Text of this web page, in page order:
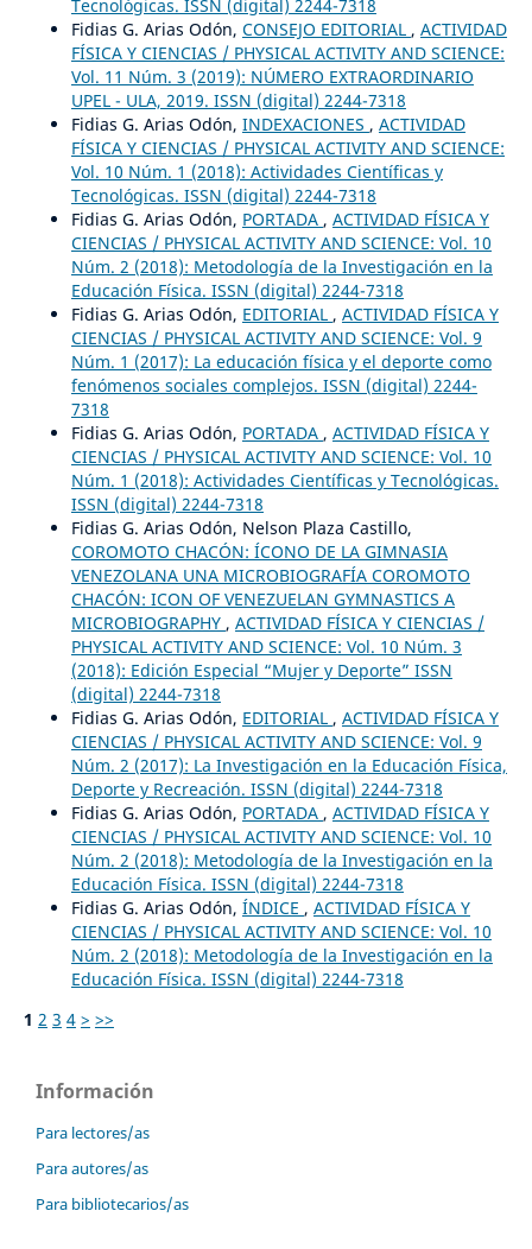
Tecnológicas. ISSN (digital) 2244-7318
Fidias G. Arias Odón, CONSEJO EDITORIAL , ACTIVIDAD
FÍSICA Y CIENCIAS / PHYSICAL ACTIVITY AND SCIENCE:
Vol. 11 Núm. 3 (2019): NÚMERO EXTRAORDINARIO
UPEL - ULA, 2019. ISSN (digital) 2244-7318
Fidias G. Arias Odón, INDEXACIONES , ACTIVIDAD
FÍSICA Y CIENCIAS / PHYSICAL ACTIVITY AND SCIENCE:
Vol. 10 Núm. 1 (2018): Actividades Científicas y
Tecnológicas. ISSN (digital) 2244-7318
Fidias G. Arias Odón, PORTADA , ACTIVIDAD FÍSICA Y
CIENCIAS / PHYSICAL ACTIVITY AND SCIENCE: Vol. 10
Núm. 2 (2018): Metodología de la Investigación en la
Educación Física. ISSN (digital) 2244-7318
Fidias G. Arias Odón, EDITORIAL , ACTIVIDAD FÍSICA Y
CIENCIAS / PHYSICAL ACTIVITY AND SCIENCE: Vol. 9
Núm. 1 (2017): La educación física y el deporte como
fenómenos sociales complejos. ISSN (digital) 2244-
7318
Fidias G. Arias Odón, PORTADA , ACTIVIDAD FÍSICA Y
CIENCIAS / PHYSICAL ACTIVITY AND SCIENCE: Vol. 10
Núm. 1 (2018): Actividades Científicas y Tecnológicas.
ISSN (digital) 2244-7318
Fidias G. Arias Odón, Nelson Plaza Castillo,
COROMOTO CHACÓN: ÍCONO DE LA GIMNASIA
VENEZOLANA UNA MICROBIOGRAFÍA COROMOTO
CHACÓN: ICON OF VENEZUELAN GYMNASTICS A
MICROBIOGRAPHY , ACTIVIDAD FÍSICA Y CIENCIAS /
PHYSICAL ACTIVITY AND SCIENCE: Vol. 10 Núm. 3
(2018): Edición Especial “Mujer y Deporte” ISSN
(digital) 2244-7318
Fidias G. Arias Odón, EDITORIAL , ACTIVIDAD FÍSICA Y
CIENCIAS / PHYSICAL ACTIVITY AND SCIENCE: Vol. 9
Núm. 2 (2017): La Investigación en la Educación Física,
Deporte y Recreación. ISSN (digital) 2244-7318
Fidias G. Arias Odón, PORTADA , ACTIVIDAD FÍSICA Y
CIENCIAS / PHYSICAL ACTIVITY AND SCIENCE: Vol. 10
Núm. 2 (2018): Metodología de la Investigación en la
Educación Física. ISSN (digital) 2244-7318
Fidias G. Arias Odón, ÍNDICE , ACTIVIDAD FÍSICA Y
CIENCIAS / PHYSICAL ACTIVITY AND SCIENCE: Vol. 10
Núm. 2 (2018): Metodología de la Investigación en la
Educación Física. ISSN (digital) 2244-7318
1 2 3 4 > >>
Información
Para lectores/as
Para autores/as
Para bibliotecarios/as